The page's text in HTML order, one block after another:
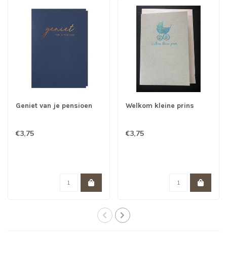
Geniet van je pensioen
€3,75
Welkom kleine prins
€3,75